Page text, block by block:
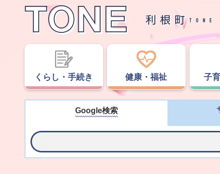
くらし・手続き 健康・福祉 子
Google検索